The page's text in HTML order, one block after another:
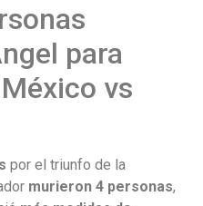
para
vs
por el triunfo de la
murieron 4 personas,